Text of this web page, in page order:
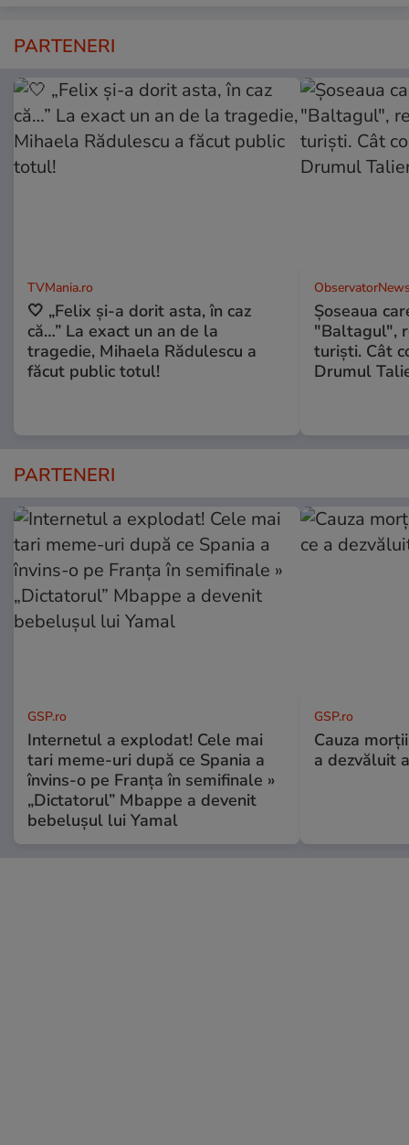
PARTENERI
TVMania.ro
🤍 „Felix și-a dorit asta, în caz
că…” La exact un an de la
tragedie, Mihaela Rădulescu a
făcut public totul!
Șoseaua
"Baltagul",
turiști. Cât
Drumul
PARTENERI
GSP.ro
Internetul a explodat! Cele mai
tari meme-uri după ce Spania a
învins-o pe Franța în semifinale »
„Dictatorul” Mbappe a devenit
bebelușul lui Yamal
GSP.ro
Cauza
a dezvăluit